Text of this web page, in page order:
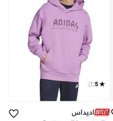
5
(
1
)
اديداس